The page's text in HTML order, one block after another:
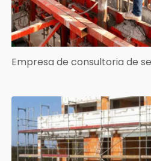
Empresa de consultoria de